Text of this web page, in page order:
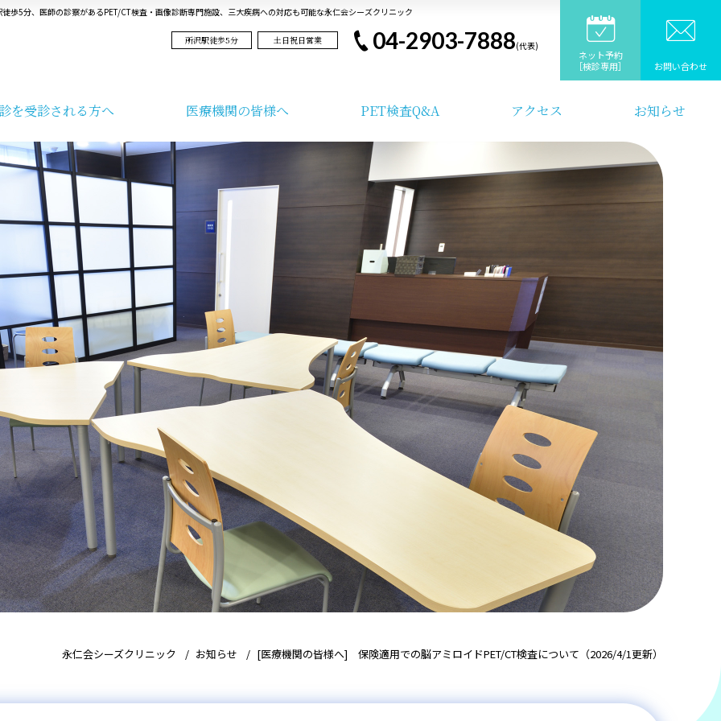
分、医師の診察があるPET/CT検査・画像診断専門施設、三大疾病への対応も可能な永仁会シーズクリニック
所沢駅徒歩5分 土日祝日営業 04-2903-7888
ネット予約
［検診専用］
お問い合わせ
ご挨拶 院内紹介・設備
を受診される方へ
日の流れ 痛くない乳がん検診
医療機関の皆様へ
検査予約から結果
報告までの流れ
PET検査Q&A アクセス お知らせ
永仁会シーズクリニック お知らせ [医療機関の皆様へ] 保険適用での脳アミロイドPET/CT検査について（2026/4/1更新）
師紹介・ご挨拶
日の流れ 痛くない乳がん検診 ふるさと納税
検査予約から結果
報告までの流れ
検査当日の流れ